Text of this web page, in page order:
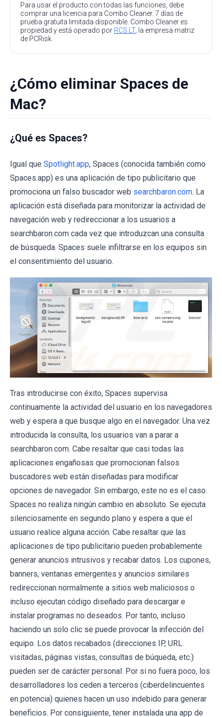
Para usar el producto con todas las funciones, debe
comprar una licencia para Combo Cleaner. 7 días de
prueba gratuita limitada disponible. Combo Cleaner es
propiedad y está operado por RCS LT, la empresa matriz
de PCRisk.
¿Cómo eliminar Spaces de
Mac?
¿Qué es Spaces?
Igual que Spotlight.app, Spaces (conocida también como
Spaces.app) es una aplicación de tipo publicitario que
promociona un falso buscador web searchbaron.com. La
aplicación está diseñada para monitorizar la actividad de
navegación web y redireccionar a los usuarios a
searchbaron.com cada vez que introduzcan una consulta
de búsqueda. Spaces suele infiltrarse en los equipos sin
el consentimiento del usuario.
Tras introducirse con éxito, Spaces supervisa
continuamente la actividad del usuario en los navegadores
web y espera a que busque algo en el navegador. Una vez
introducida la consulta, los usuarios van a parar a
searchbaron.com. Cabe resaltar que casi todas las
aplicaciones engañosas que promocionan falsos
buscadores web están diseñadas para modificar
opciones de navegador. Sin embargo, este no es el caso.
Spaces no realiza ningún cambio en absoluto. Se ejecuta
silenciosamente en segundo plano y espera a que el
usuario realice alguna acción. Cabe resaltar que las
aplicaciones de tipo publicitario pueden probablemente
generar anuncios intrusivos y recabar datos. Los cupones,
banners, ventanas emergentes y anuncios similares
redireccionan normalmente a sitios web maliciosos o
incluso ejecutan código diseñado para descargar e
instalar programas no deseados. Por tanto, incluso
haciendo un solo clic se puede provocar la infección del
equipo. Los datos recabados (direcciones IP, URL
visitadas, páginas vistas, consultas de búqueda, etc.)
pueden ser de carácter personal. Por si no fuera poco, los
desarrolladores los ceden a terceros (ciberdelincuentes
en potencia) quienes hacen un uso indebido para generar
beneficios. Por consiguiente, tener instalada una app de